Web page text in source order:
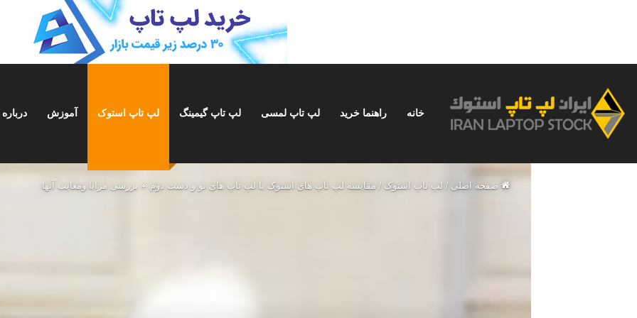
خانه راهنما خرید لپ تاپ لمسی لپ تاپ گیمینگ لپ تاپ استوک آموزش درباره
جمعه, مرداد 16 1405 خبر فوری نحوه استفاده از ChatGPT در ایران؛ راهنمای کامل و بدون دردسر
صفحه اصلی / لپ تاپ استوک / مقایسه لپ‌ تاپ های استوک با لپ تاپ های نو و دست دوم + بررسی مزایا ومعایب آنها